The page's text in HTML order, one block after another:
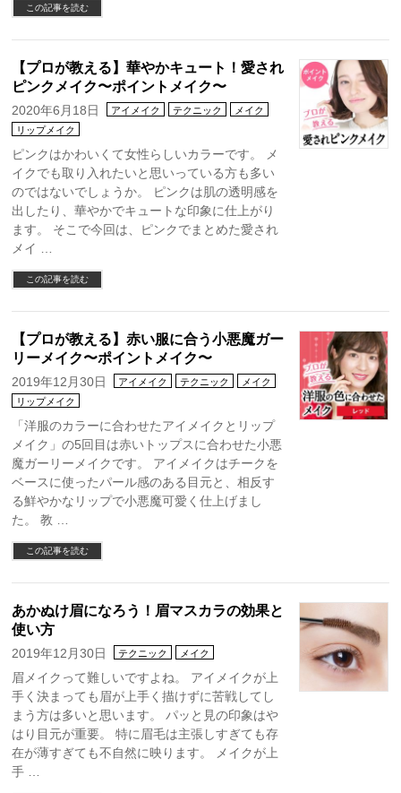
この記事を読む
【プロが教える】華やかキュート！愛され
ピンクメイク〜ポイントメイク〜
2020年6月18日 アイメイク テクニック
メイク
リップメイク
ピンクはかわいくて女性らしいカラーです。 メ
イクでも取り入れたいと思いっている方も多い
のではないでしょうか。 ピンクは肌の透明感を
出したり、華やかでキュートな印象に仕上がり
ます。 そこで今回は、ピンクでまとめた愛され
メイ …
この記事を読む
【プロが教える】赤い服に合う小悪魔ガー
リーメイク〜ポイントメイク〜
2019年12月30日 アイメイク テクニック
メイク
リップメイク
「洋服のカラーに合わせたアイメイクとリップ
メイク」の5回目は赤いトップスに合わせた小悪
魔ガーリーメイクです。 アイメイクはチークを
ベースに使ったパール感のある目元と、相反す
る鮮やかなリップで小悪魔可愛く仕上げまし
た。 教 …
この記事を読む
あかぬけ眉になろう！眉マスカラの効果と
使い方
2019年12月30日 テクニック メイク
眉メイクって難しいですよね。 アイメイクが上
手く決まっても眉が上手く描けずに苦戦してし
まう方は多いと思います。 パッと見の印象はや
はり目元が重要。 特に眉毛は主張しすぎても存
在が薄すぎても不自然に映ります。 メイクが上
手 …